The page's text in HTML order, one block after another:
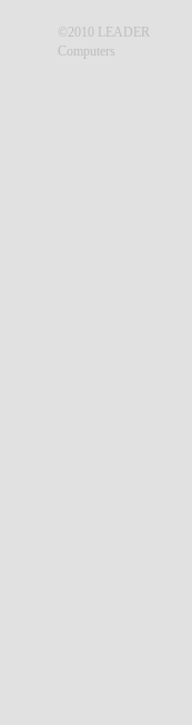
©2010 LEADER
Computers